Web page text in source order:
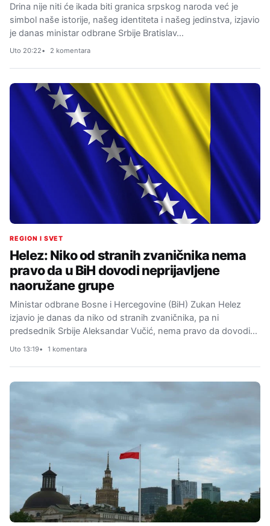
Drina nije niti će ikada biti granica srpskog naroda već je
simbol naše istorije, našeg identiteta i našeg jedinstva, izjavio
je danas ministar odbrane Srbije Bratislav…
Uto 20:22 2 komentara
REGION I SVET
Helez: Niko od stranih zvaničnika nema
pravo da u BiH dovodi neprijavljene
naoružane grupe
Ministar odbrane Bosne i Hercegovine (BiH) Zukan Helez
izjavio je danas da niko od stranih zvaničnika, pa ni
predsednik Srbije Aleksandar Vučić, nema pravo da dovodi…
Uto 13:19 1 komentara